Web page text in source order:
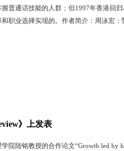
普通话技能的人群；但1997年香港回
职业选择实现的。作者简介：周泳宏
》上发表
陆铭教授的合作论文“Growth led by